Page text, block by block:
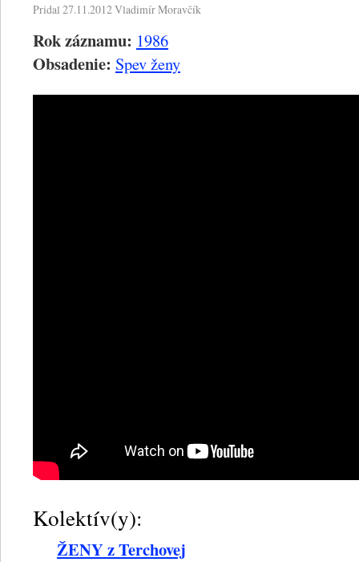
Pridal 27.11.2012Vladimír Moravčík
Rok záznamu: 1986
Obsadenie: Spev ženy
Kolektív(y):
ŽENY z Terchovej